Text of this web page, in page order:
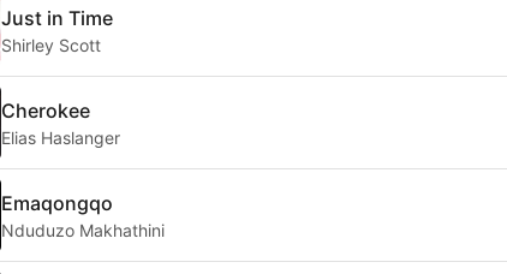
Just in Time
Shirley Scott
Cherokee
Elias Haslanger
Emaqongqo
Nduduzo Makhathini